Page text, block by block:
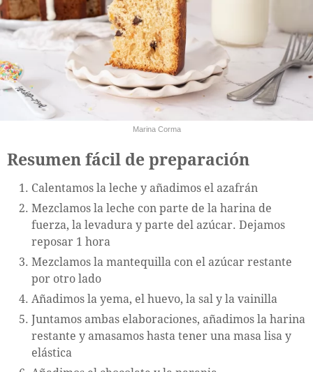
Marina Corma
Resumen fácil de preparación
Calentamos la leche y añadimos el azafrán
Mezclamos la leche con parte de la harina de
fuerza, la levadura y parte del azúcar. Dejamos
reposar 1 hora
Mezclamos la mantequilla con el azúcar restante
por otro lado
Añadimos la yema, el huevo, la sal y la vainilla
Juntamos ambas elaboraciones, añadimos la harina
restante y amasamos hasta tener una masa lisa y
elástica